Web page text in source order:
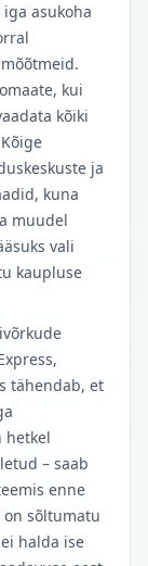
asukoha
kui
kõiki
ja
kuna
muudel
vali
kaupluse
tähendab, et
hetkel
– saab
enne
on sõltumatu
halda ise